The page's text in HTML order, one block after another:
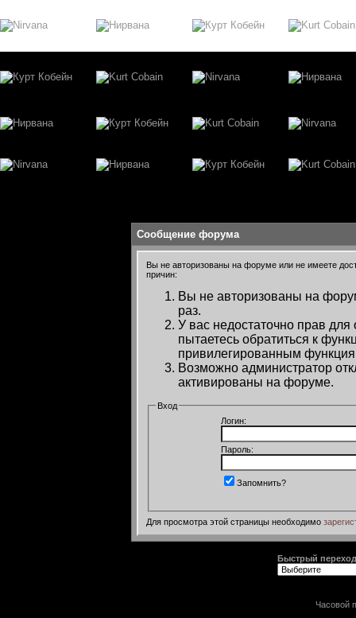
Сообщение форума
Вы не авторизованы на форуме или не имеете
причин:
Вы не авторизованы на
раз.
У вас недостаточно прав
пытаетесь обратиться к
привилегированным
Возможно администратор
активированы на форуме.
Вход
Логин:
Пароль:
Запомнить?
Для просмотра этой страницы необходимо
Быстрый переход
Часовой